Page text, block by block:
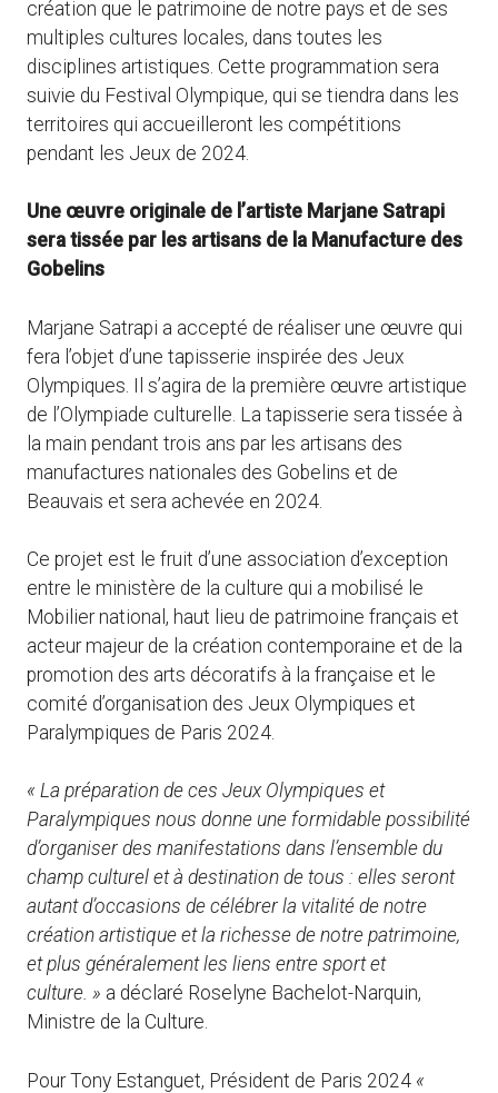
création que le patrimoine de notre pays et de ses
multiples cultures locales, dans toutes les
disciplines artistiques. Cette programmation sera
suivie du Festival Olympique, qui se tiendra dans les
territoires qui accueilleront les compétitions
pendant les Jeux de 2024.
Une œuvre originale de l’artiste Marjane Satrapi
sera tissée par les artisans de la Manufacture des
Gobelins
Marjane Satrapi a accepté de réaliser une œuvre qui
fera l’objet d’une tapisserie inspirée des Jeux
Olympiques. Il s’agira de la première œuvre artistique
de l’Olympiade culturelle. La tapisserie sera tissée à
la main pendant trois ans par les artisans des
manufactures nationales des Gobelins et de
Beauvais et sera achevée en 2024.
Ce projet est le fruit d’une association d’exception
entre le ministère de la culture qui a mobilisé le
Mobilier national, haut lieu de patrimoine français et
acteur majeur de la création contemporaine et de la
promotion des arts décoratifs à la française et le
comité d’organisation des Jeux Olympiques et
Paralympiques de Paris 2024.
« La préparation de ces Jeux Olympiques et
Paralympiques nous donne une formidable possibilité
d’organiser des manifestations dans l’ensemble du
champ culturel et à destination de tous : elles seront
autant d’occasions de célébrer la vitalité de notre
création artistique et la richesse de notre patrimoine,
et plus généralement les liens entre sport et
culture. » a déclaré Roselyne Bachelot-Narquin,
Ministre de la Culture.
Pour Tony Estanguet, Président de Paris 2024 «